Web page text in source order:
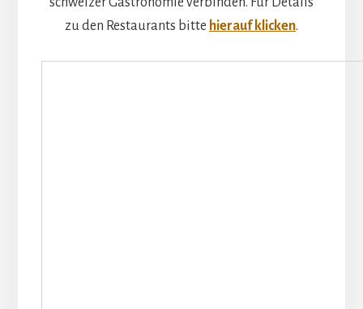
zu den Restaurants bitte hierauf klicken.